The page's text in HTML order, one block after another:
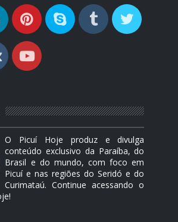
O Picuí Hoje produz e divulga
conteúdo exclusivo da Paraíba, do
Brasil e do mundo, com foco em
Picuí e nas regiões do Seridó e do
Curimataú. Continue acessando o